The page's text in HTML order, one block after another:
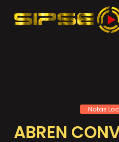
Notas
ABREN